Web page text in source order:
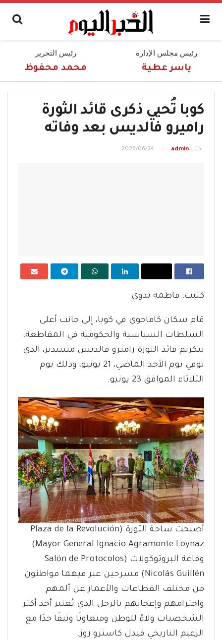
رئيس مجلس الإدارة
ياسر عطية
رئيس التحرير
محمد محفوظ
كوبا تُحيي ذكرى قائد الثورة
راميرو فالديس بعد وفاته
كتب admin
2026/06/24
كتبت: فاطمة بدوى
قام سكان كاماجوي في كوبا، إلى جانب أعلى
السلطات السياسية والحكومية في المقاطعة،
بتكريم قائد الثورة راميرو فالديس مينينديز، الذي
توفي يوم الأحد الماضي، 21 يونيو، وذلك يوم
الثلاثاء الموافق 23 يونيو.
أصبحت ساحة الثورة (Plaza de la Revolución
Mayor General Ignacio Agramonte Loynaz)
وقاعة البروتوكولات (Salón de Protocolos
Nicolás Guillén) مسرحين عبر فيهما مواطنون
من مختلف القطاعات والأعمار عن ألمهم
واحترامهم وإعجابهم بالرجل الذي يُعتبر أحد أكثر
الشخصيات ولاءً للوطن ومتعاونًا وثيقًا جدًا مع
الزعيم التاريخي فيدل كاسترو روز.